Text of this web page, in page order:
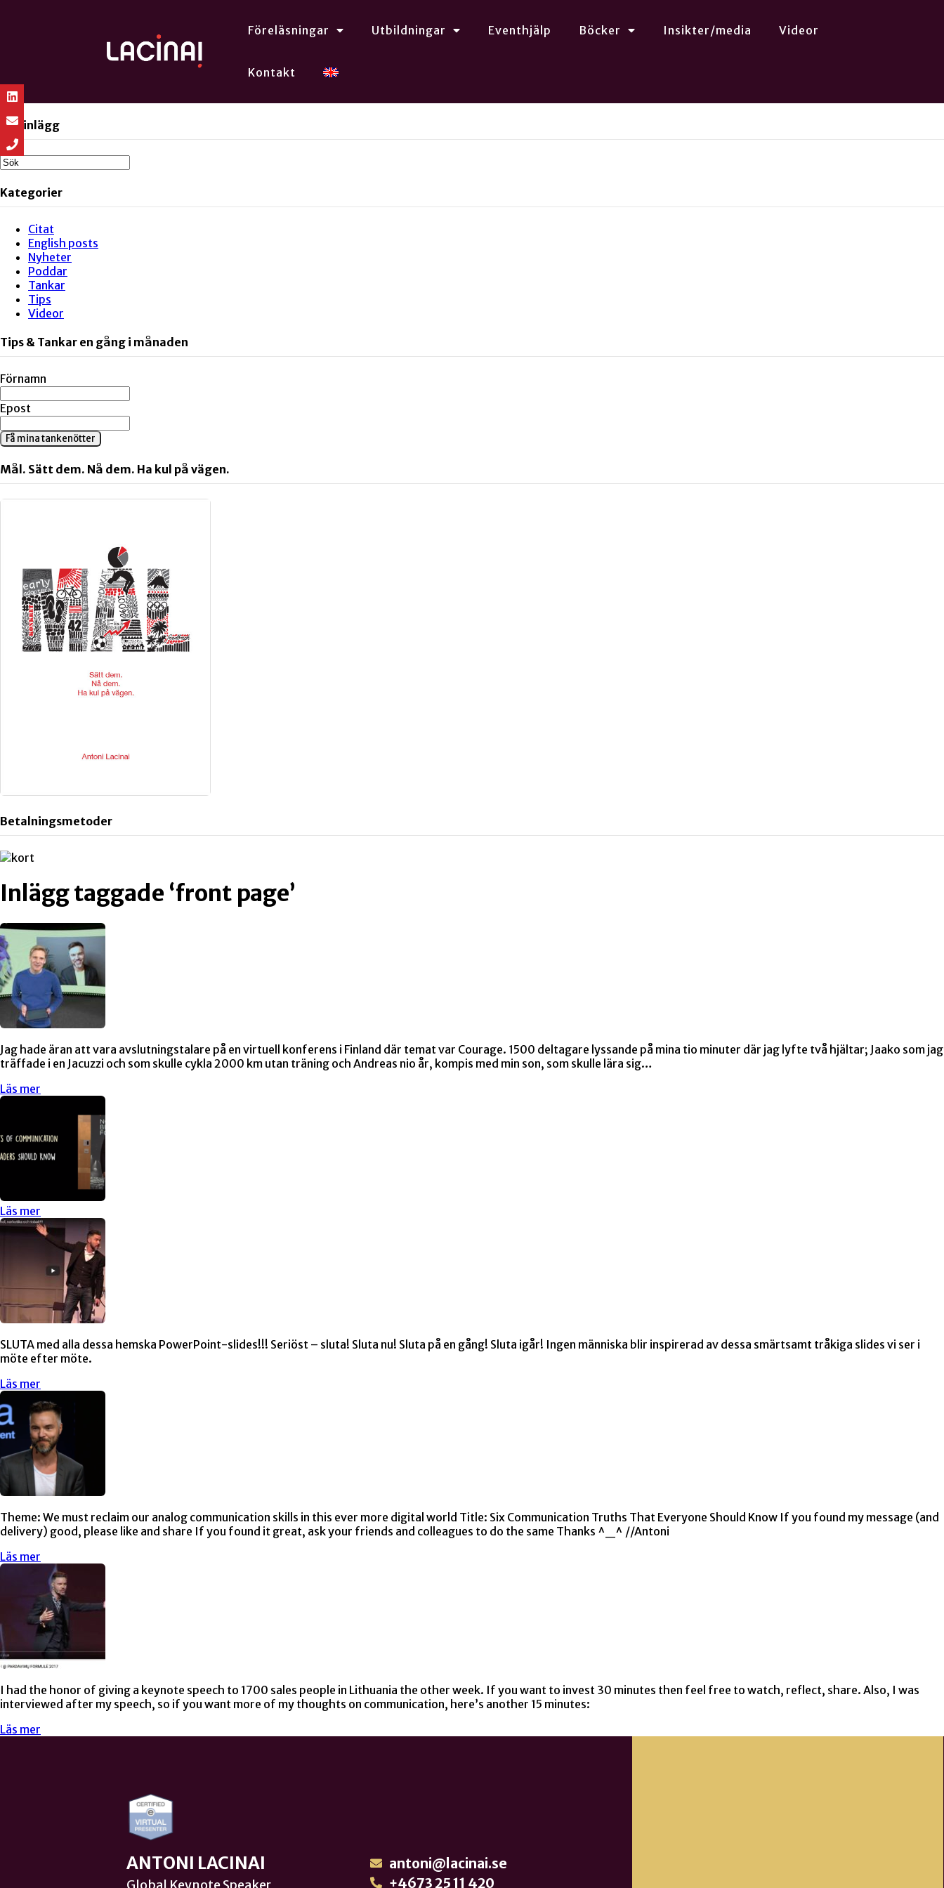
Föreläsningar Utbildningar Eventhjälp Böcker Insikter/media Videor
Kontakt
Sök inlägg
Kategorier
Citat
English posts
Nyheter
Poddar
Tankar
Tips
Videor
Tips & Tankar en gång i månaden
Förnamn
Epost
Få mina tankenötter
Mål. Sätt dem. Nå dem. Ha kul på vägen.
Betalningsmetoder
Inlägg taggade ‘front page’
Jag hade äran att vara avslutningstalare på en virtuell konferens i Finland där temat var Courage. 1500 deltagare lyssande på mina tio minuter där jag lyfte två hjältar; Jaako som jag
träffade i en Jacuzzi och som skulle cykla 2000 km utan träning och Andreas nio år, kompis med min son, som skulle lära sig…
Läs mer
Läs mer
SLUTA med alla dessa hemska PowerPoint-slides!!! Seriöst – sluta! Sluta nu! Sluta på en gång! Sluta igår! Ingen människa blir inspirerad av dessa smärtsamt tråkiga slides vi ser i
möte efter möte.
Läs mer
Theme: We must reclaim our analog communication skills in this ever more digital world Title: Six Communication Truths That Everyone Should Know If you found my message (and
delivery) good, please like and share If you found it great, ask your friends and colleagues to do the same Thanks ^_^ //Antoni
Läs mer
I had the honor of giving a keynote speech to 1700 sales people in Lithuania the other week. If you want to invest 30 minutes then feel free to watch, reflect, share. Also, I was
interviewed after my speech, so if you want more of my thoughts on communication, here’s another 15 minutes:
Läs mer
ANTONI LACINAI
Global Keynote Speaker
antoni@lacinai.se
+4673 25 11 420